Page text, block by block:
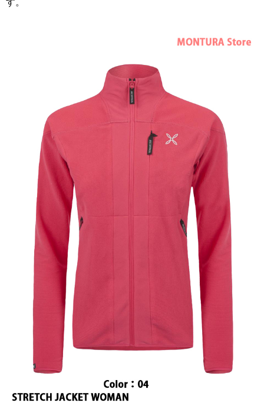
す。